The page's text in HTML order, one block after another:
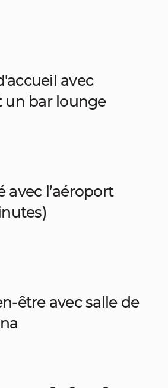
avec
un bar lounge
avec l’aéroport
être avec salle de